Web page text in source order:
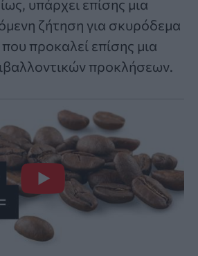
υπάρχει επίσης μια
ζήτηση για σκυρόδεμα
προκαλεί επίσης μια
προκλήσεων.